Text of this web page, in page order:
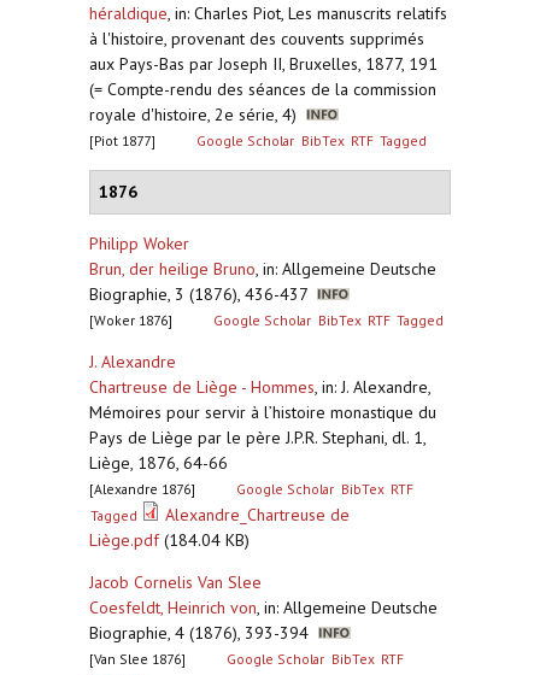
héraldique, in: Charles Piot, Les manuscrits relatifs
à l'histoire, provenant des couvents supprimés
aux Pays-Bas par Joseph II, Bruxelles, 1877, 191
(= Compte-rendu des séances de la commission
royale d'histoire, 2e série, 4)
[Piot 1877] Google Scholar BibTex RTF Tagged
1876
Philipp Woker
Brun, der heilige Bruno, in: Allgemeine Deutsche
Biographie, 3 (1876), 436-437
[Woker 1876] Google Scholar BibTex RTF Tagged
J. Alexandre
Chartreuse de Liège - Hommes, in: J. Alexandre,
Mémoires pour servir à l’histoire monastique du
Pays de Liège par le père J.P.R. Stephani, dl. 1,
Liège, 1876, 64-66
[Alexandre 1876] Google Scholar BibTex RTF
Tagged
Alexandre_Chartreuse de
Liège.pdf(184.04 KB)
Jacob Cornelis Van Slee
Coesfeldt, Heinrich von, in: Allgemeine Deutsche
Biographie, 4 (1876), 393-394
[Van Slee 1876] Google Scholar BibTex RTF